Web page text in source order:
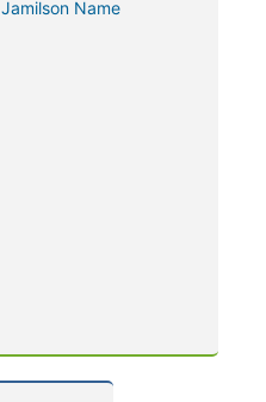
Jamilson Name